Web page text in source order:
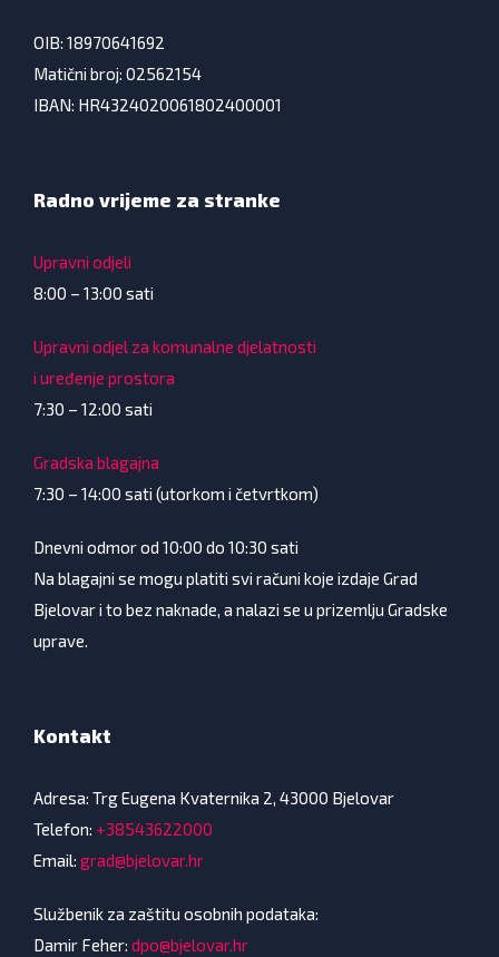
OIB: 18970641692
Matični broj: 02562154
IBAN: HR4324020061802400001
Radno vrijeme za stranke
Upravni odjeli
8:00 – 13:00 sati
Upravni odjel za komunalne djelatnosti
i uređenje prostora
7:30 – 12:00 sati
Gradska blagajna
7:30 – 14:00 sati (utorkom i četvrtkom)
Dnevni odmor od 10:00 do 10:30 sati
Na blagajni se mogu platiti svi računi koje izdaje Grad
Bjelovar i to bez naknade, a nalazi se u prizemlju Gradske
uprave.
Kontakt
Adresa: Trg Eugena Kvaternika 2, 43000 Bjelovar
Telefon: +38543622000
Email: grad@bjelovar.hr
Službenik za zaštitu osobnih podataka:
Damir Feher: dpo@bjelovar.hr